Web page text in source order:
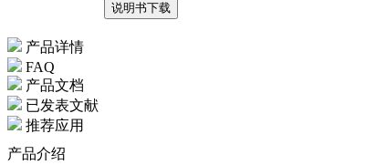
说明书下载
产品详情
FAQ
产品文档
已发表文献
推荐应用
产品介绍